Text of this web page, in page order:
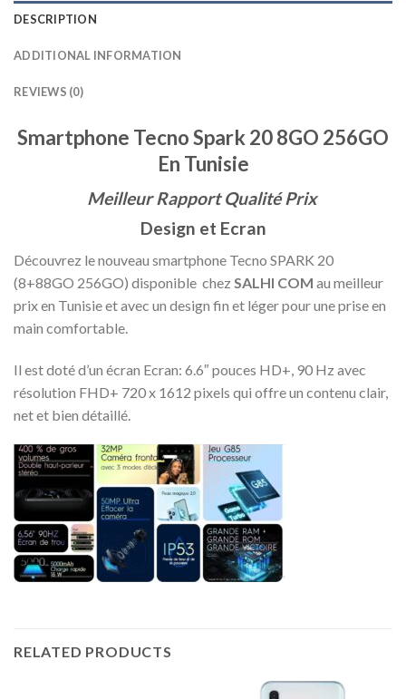
DESCRIPTION
ADDITIONAL INFORMATION
REVIEWS (0)
Smartphone Tecno Spark 20 8GO 256GO
En Tunisie
Meilleur Rapport Qualité Prix
Design et Ecran
Découvrez le nouveau smartphone Tecno SPARK 20
(8+88GO 256GO) disponible chez SALHI COM au meilleur
prix en Tunisie et avec un design fin et léger pour une prise en
main comfortable.
Il est doté d’un écran Ecran: 6.6″ pouces HD+, 90 Hz avec
résolution FHD+ 720 x 1612 pixels qui offre un contenu clair,
net et bien détaillé.
RELATED PRODUCTS